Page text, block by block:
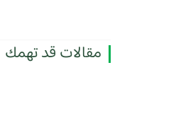
مقالات قد تهمك